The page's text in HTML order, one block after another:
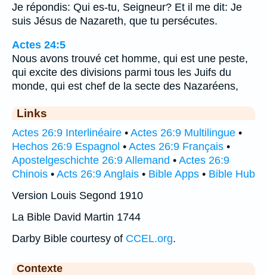
Je répondis: Qui es-tu, Seigneur? Et il me dit: Je
suis Jésus de Nazareth, que tu persécutes.
Actes 24:5
Nous avons trouvé cet homme, qui est une peste,
qui excite des divisions parmi tous les Juifs du
monde, qui est chef de la secte des Nazaréens,
Links
Actes 26:9 Interlinéaire • Actes 26:9 Multilingue •
Hechos 26:9 Espagnol • Actes 26:9 Français •
Apostelgeschichte 26:9 Allemand • Actes 26:9
Chinois • Acts 26:9 Anglais • Bible Apps • Bible Hub
Version Louis Segond 1910
La Bible David Martin 1744
Darby Bible courtesy of CCEL.org.
Contexte